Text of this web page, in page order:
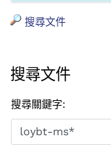
搜尋文件
搜尋文件
搜尋關鍵字: